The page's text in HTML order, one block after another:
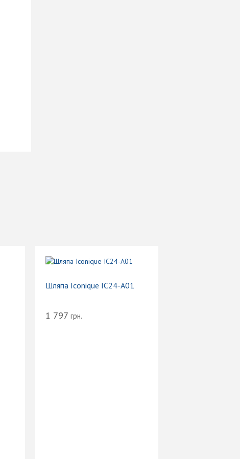
Шляпа Iconique IC24-A01
1 797 грн.